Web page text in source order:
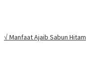
√ Manfaat Ajaib Sabun Hitam